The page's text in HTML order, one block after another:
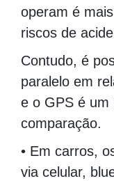
operam é
riscos de
Contudo, é
paralelo em
e o GPS é um
comparação.
• Em carros,
via celular,